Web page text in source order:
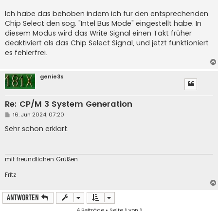
Ich habe das behoben indem ich für den entsprechenden
Chip Select den sog. "Intel Bus Mode" eingestellt habe. In
diesem Modus wird das Write Signal einen Takt früher
deaktiviert als das Chip Select Signal, und jetzt funktioniert
es fehlerfrei.
genie3s
Re: CP/M 3 System Generation
B
i
t
16. Jun 2024, 07:20
Sehr schön erklärt.
mit freundlichen Grüßen
Fritz
Antworten